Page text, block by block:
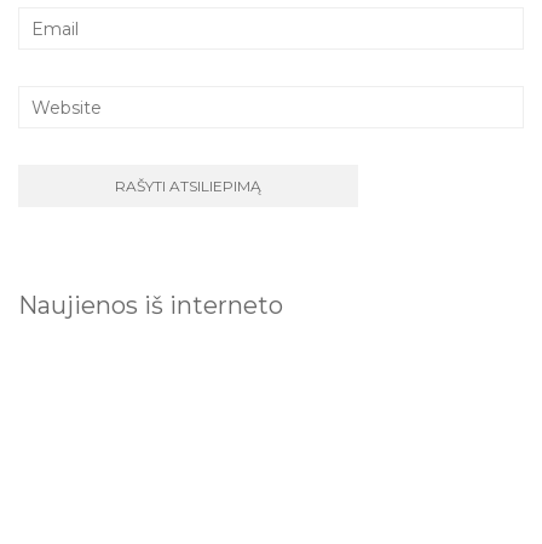
Naujienos iš interneto